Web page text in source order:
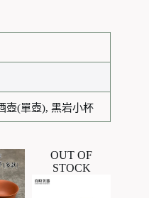
壺(單壺), 黑岩小杯
OUT OF
STOCK